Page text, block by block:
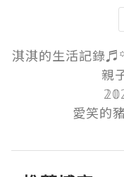
淇淇的生活記錄
親
愛笑